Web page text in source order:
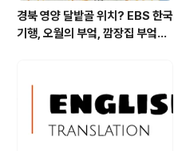
경북 영양 달밭골 위치? EBS 한국
기행, 오월의 부엌, 깜장집 부엌은
한 곳, 영양읍 상원리. KBS 인간극
장 임분노미 할머니